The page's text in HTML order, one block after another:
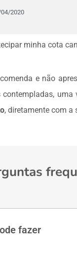
2020
minha cota
e não
, diretamente com a
fazer